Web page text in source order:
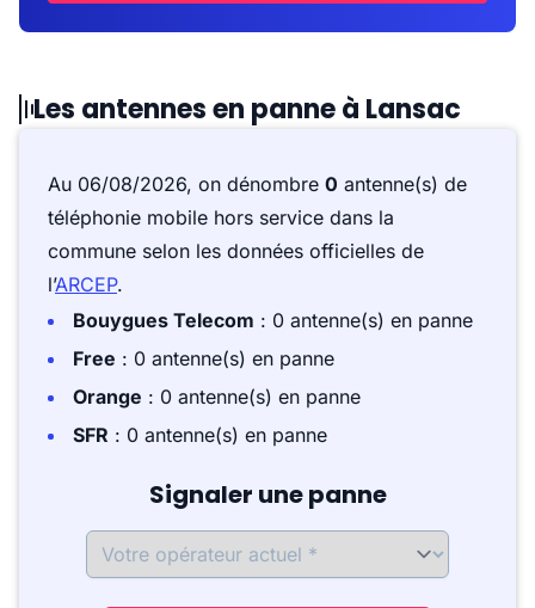
Les antennes en panne à Lansac
Au 06/08/2026, on dénombre 0 antenne(s) de
téléphonie mobile hors service dans la
commune selon les données officielles de
l’ARCEP.
Bouygues Telecom : 0 antenne(s) en panne
Free : 0 antenne(s) en panne
Orange : 0 antenne(s) en panne
SFR : 0 antenne(s) en panne
Signaler une panne